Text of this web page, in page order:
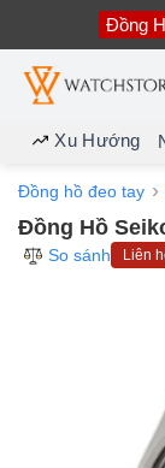
nội
dung
Đồng
Xu Hướng
Đồng hồ đeo tay
Đồng Hồ
So sánh
Liên